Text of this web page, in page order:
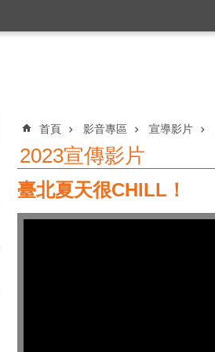
:::
首頁 影音專區 宣導影片
2023宣傳影片
臺北夏天很CHILL！